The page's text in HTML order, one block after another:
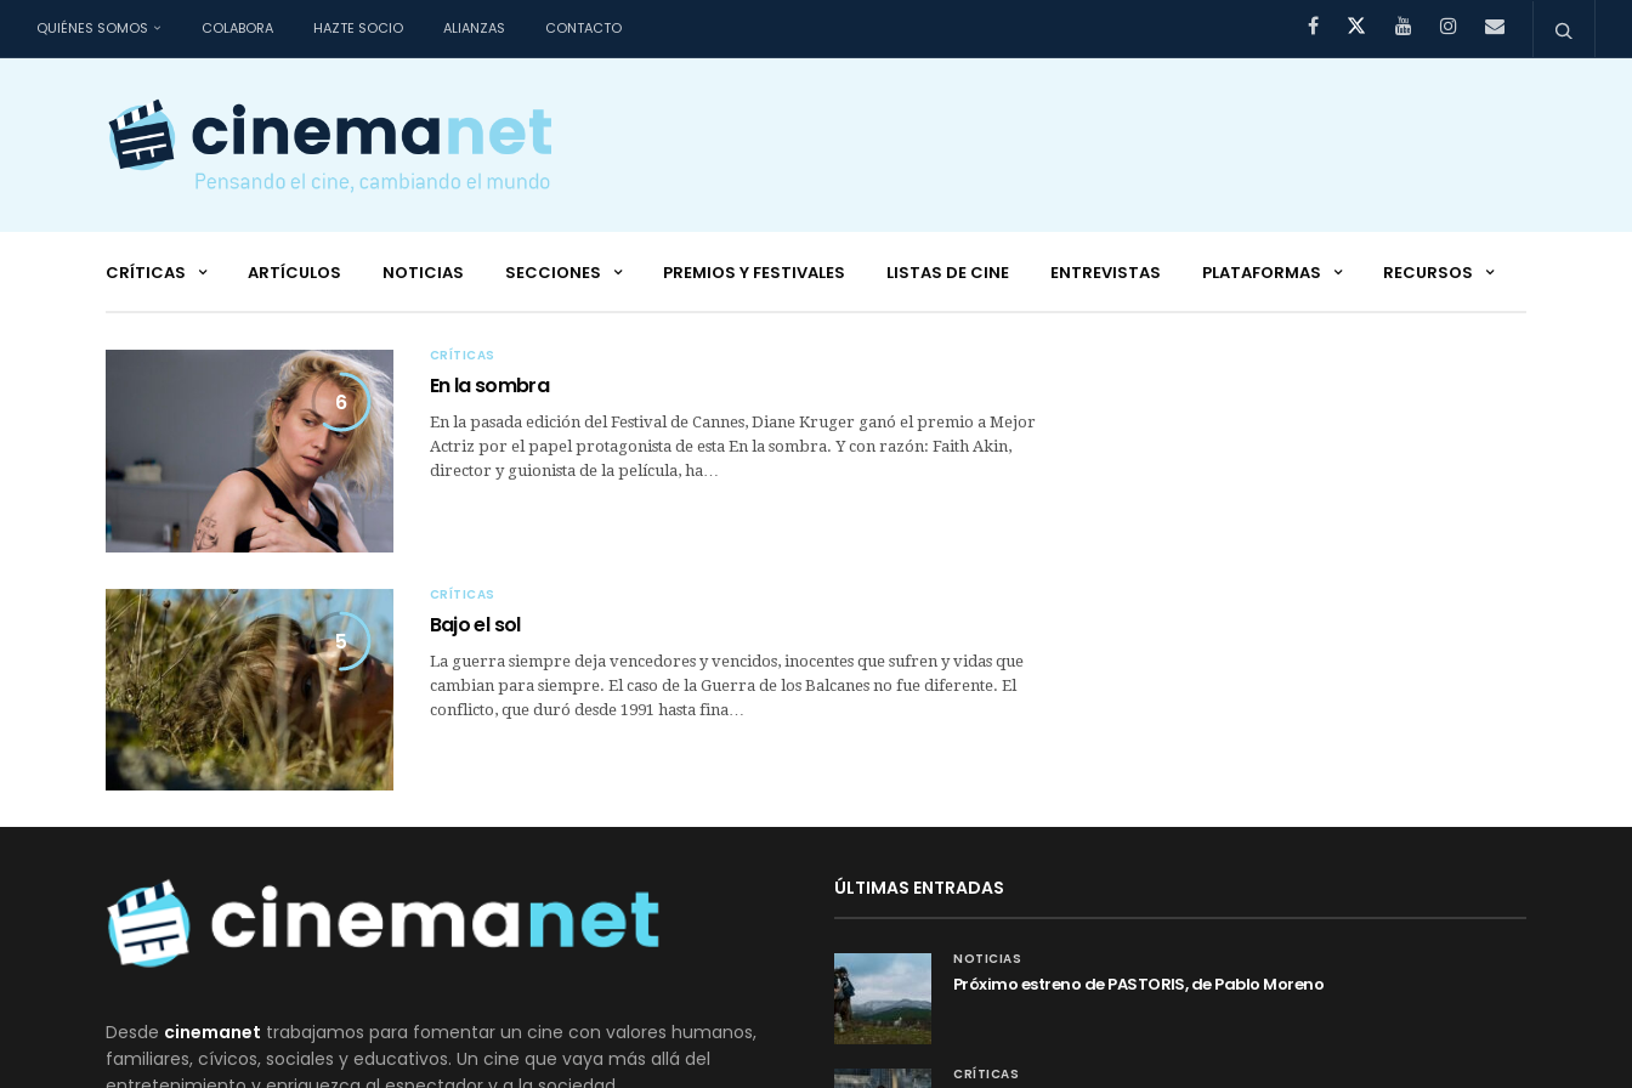
QUIÉNES SOMOS COLABORA HAZTE SOCIO ALIANZAS CONTACTO
CRÍTICAS ARTÍCULOS NOTICIAS SECCIONES PREMIOS Y FESTIVALES LISTAS DE CINE ENTREVISTAS PLATAFORMAS RECURSOS
6
CRÍTICAS
En la sombra
En la pasada edición del Festival de Cannes, Diane Kruger ganó el premio a Mejor
Actriz por el papel protagonista de esta En la sombra. Y con razón: Faith Akin,
director y guionista de la película, ha…
5
CRÍTICAS
Bajo el sol
La guerra siempre deja vencedores y vencidos, inocentes que sufren y vidas que
cambian para siempre. El caso de la Guerra de los Balcanes no fue diferente. El
conflicto, que duró desde 1991 hasta fina…
Desde cinemanet trabajamos para fomentar un cine con valores humanos,
familiares, cívicos, sociales y educativos. Un cine que vaya más allá del
ÚLTIMAS ENTRADAS
NOTICIAS
Próximo estreno de PASTORIS, de Pablo Moreno
CRÍTICAS